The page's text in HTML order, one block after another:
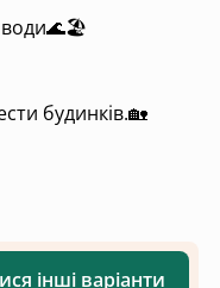
води🌊🏖️
будинків.🏡
обідів або
інші варіанти